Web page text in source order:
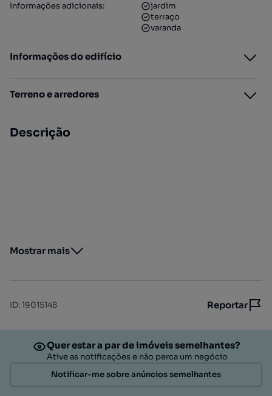
Informações adicionais:
jardim
terraço
varanda
Informações do edifício
Terreno e arredores
Descrição
Mostrar mais
ID:19015148 Reportar
Quer estar a par de imóveis semelhantes?
Ative as notificações e não perca um negócio
Notificar-me sobre anúncios semelhantes